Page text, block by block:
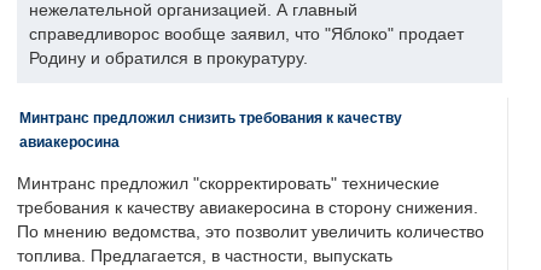
нежелательной организацией. А главный
справедливорос вообще заявил, что "Яблоко" продает
Родину и обратился в прокуратуру.
Минтранс предложил снизить требования к качеству
авиакеросина
Минтранс предложил "скорректировать" технические
требования к качеству авиакеросина в сторону снижения.
По мнению ведомства, это позволит увеличить количество
топлива. Предлагается, в частности, выпускать